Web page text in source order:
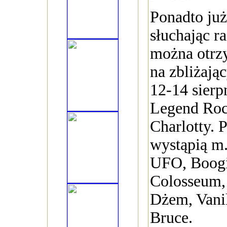
Ponadto
słuchając
można
na
12-14
Legend
Charlotty.
wystąpią
UFO,
Dżem,
Bruce.